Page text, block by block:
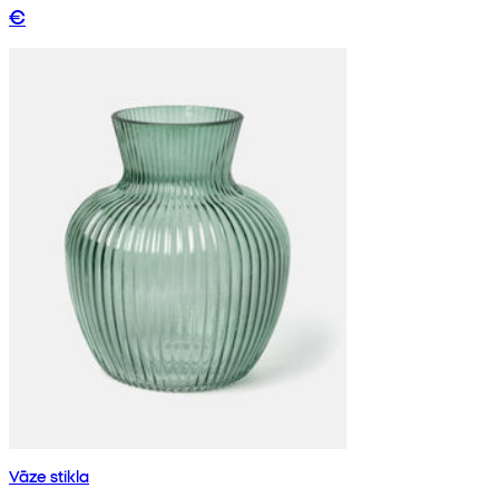
€
Vāze stikla